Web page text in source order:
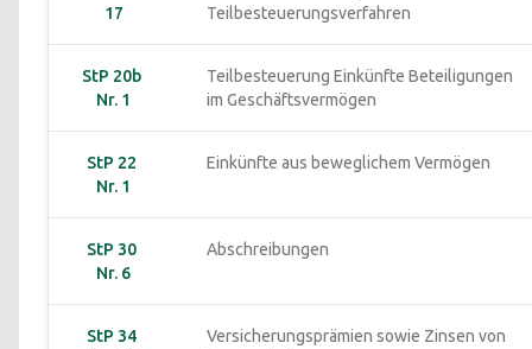
17
Teilbesteuerungsverfahren
StP 20b
Nr. 1
Teilbesteuerung Einkünfte Beteiligungen
im Geschäftsvermögen
StP 22
Nr. 1
Einkünfte aus beweglichem Vermögen
StP 30
Nr. 6
Abschreibungen
StP 34
Versicherungsprämien sowie Zinsen von